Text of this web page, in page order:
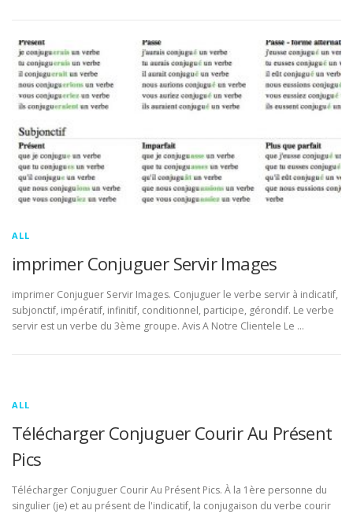
ALL
imprimer Conjuguer Servir Images
imprimer Conjuguer Servir Images. Conjuguer le verbe servir à indicatif,
subjonctif, impératif, infinitif, conditionnel, participe, gérondif. Le verbe
servir est un verbe du 3ème groupe. Avis A Notre Clientele Le …
ALL
Télécharger Conjuguer Courir Au Présent
Pics
Télécharger Conjuguer Courir Au Présent Pics. À la 1ère personne du
singulier (je) et au présent de l'indicatif, la conjugaison du verbe courir